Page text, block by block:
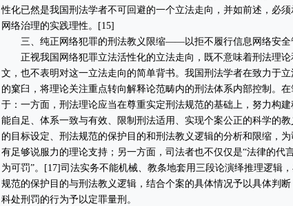
性化已然是我国刑法学者不可回避的一个立法走向，并如前述，必
网络治理的实践理性。[15]
三、纯正网络犯罪的刑法教义限缩——以拒不履行信息网络安全
正视我国网络犯罪立法活性化的立法走向，既不意味着刑法理论
文，也不表明对这一立法走向的简单背书。我国刑法学者在致力于
的窠臼，将理论关注重点转向解释论范畴内的刑法体系内部控制。
于：一方面，刑法理论应当在尊重实定刑法规范的基础上，努力构
能自足、体系一致与有效、限制刑法适用、实现个案公正的科学的
的目标设定、刑法规范的保护目的和刑法教义逻辑的分析和限缩，
有足够说服力的理论支持；另一方面，司法者也不仅仅是“法律的代
为可罚”。[17]司法实务不能机械、教条地套用三段论演绎推理逻辑
规范的保护目的与刑法教义逻辑，结合个案的具体情况予以具体判
科处刑罚的行为予以定罪量刑。